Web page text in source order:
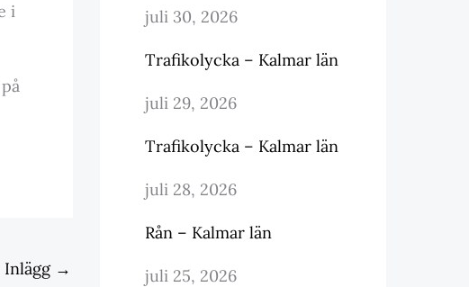
i
Inlägg →
juli 30, 2026
Trafikolycka – Kalmar län
juli 29, 2026
Trafikolycka – Kalmar län
juli 28, 2026
Rån – Kalmar län
juli 25, 2026